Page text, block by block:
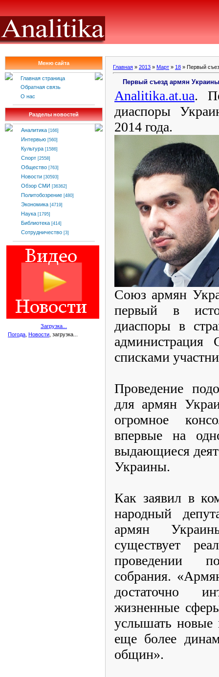
Меню сайта
Главная страница
Обратная связь
О нас
Разделы новостей
Аналитика [166]
Интервью [560]
Культура [1586]
Спорт [2558]
Общество [763]
Новости [30593]
Обзор СМИ [36362]
Политобозрение [480]
Экономика [4719]
Наука [1795]
Библиотека [414]
Сотрудничество [3]
Загрузка...
Погода Новости , загрузка...
Главная » 2013 » Март » 18 » Первый
Первый съезд армян Украины
Analitika.at.ua.
диаспоры
2014 года.
Союз армян
первый в
диаспоры в
списками
Проведение
для армян
огромное
впервые на
выдающиеся
Украины.
Как заявил в
народный
армян
существует
проведении
собрания.
достаточно
жизненные
услышать новые
еще более
общин».